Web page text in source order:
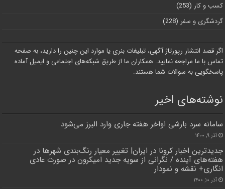
کسب و کار (253)
گردشگری و سفر (228)
اگر قصد انتشار رپورتاژ آگهی، تبلیغات بنری یا موارد این چنین را دارید، به صفحه
تماس با ما مراجعه نمایید. همکاران ما از طریق شبکه‌های اجتماعی و ایمیل آماده
پاسخگویی به سوالات شما هستند.
نوشته‌های اخیر
سامانه سرد بارشی اواخر هفته جاری وارد البرز می‌شود
آذر ۹, ۱۴۰۰
جدیدترین اخبار کرونا در ایران| تغییر معیار رنگ‌بندی شهرها در
هفته‌های آینده / نگرانی از سویه جدید امیکرون در صورت عادی
انگاری+ نقشه و نمودار
آذر ۱۰, ۱۴۰۰